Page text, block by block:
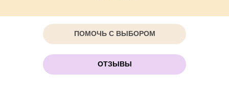
ПОМОЧЬ С ВЫБОРОМ
ОТЗЫВЫ